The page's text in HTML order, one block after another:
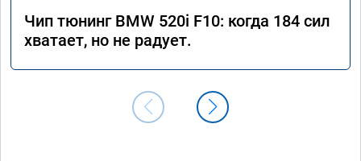
Чип тюнинг BMW 520i F10: когда 184 сил
хватает, но не радует.